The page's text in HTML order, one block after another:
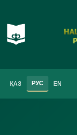
ҚАЗ РУС EN